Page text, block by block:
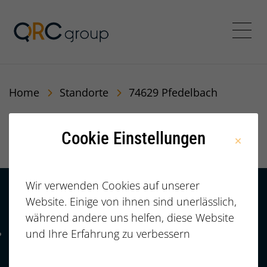
QRC Personalberatung
Home Standorte 74629 Pfedelbach
74629 Pfedelbach
Kontakt
+49 (0)
911/23733277
Telefonnummer: 4 9 0 9 1 1 2 3 7 3 3 2 7 7
HÄUFIGE FRAGEN |
FAQ
Cookie Einstellungen
Wir verwenden Cookies auf unserer
Website. Einige von ihnen sind unerlässlich,
während andere uns helfen, diese Website
und Ihre Erfahrung zu verbessern